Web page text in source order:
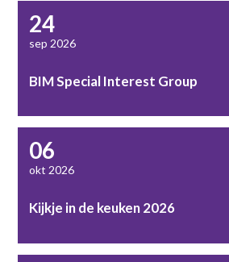
24
sep 2026
BIM Special Interest Group
06
okt 2026
Kijkje in de keuken 2026